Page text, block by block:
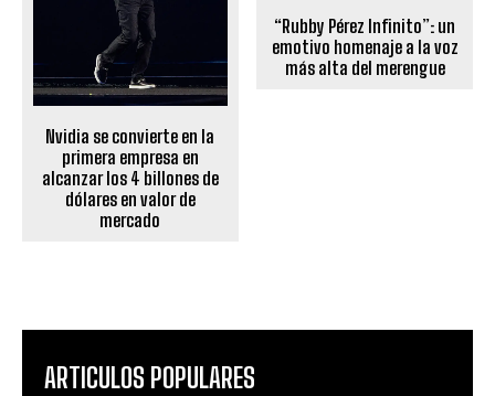
Nvidia se convierte en la
primera empresa en
alcanzar los 4 billones de
dólares en valor de
mercado
“Rubby Pérez Infinito”: un
emotivo homenaje a la voz
más alta del merengue
ARTICULOS POPULARES